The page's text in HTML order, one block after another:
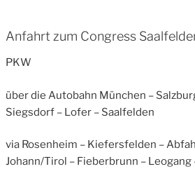
Anfahrt zum Congress
PKW
über die Autobahn München –
Siegsdorf – Lofer – Saalfelden
via Rosenheim – Kiefersfelden –
Johann/Tirol – Fieberbrunn – Leogang